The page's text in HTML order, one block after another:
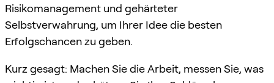
Risikomanagement und gehärteter
Selbstverwahrung, um Ihrer Idee die besten
Erfolgschancen zu geben.
Kurz gesagt: Machen Sie die Arbeit, messen Sie, was